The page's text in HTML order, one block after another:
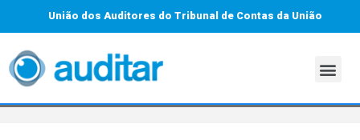
União dos Auditores do Tribunal de Contas da União